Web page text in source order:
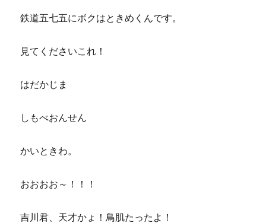
鉄道五七五にボクはときめくんです。
見てくださいこれ！
はだかじま
しもべおんせん
かいときわ。
おおおお～！！！
吉川君、天才かょ！鳥肌たったよ！